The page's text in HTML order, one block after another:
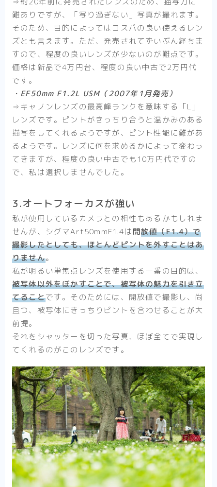
難ありですが、「写り過ぎない」写真が撮れます。
そのため、目的によってはコスパの良い使えるレン
ズとも言えます。ただ、発売されてずいぶん経ちま
すので、程度の良いレンズが少ないのが難点です。
価格は新品で4万円台、程度の良い中古で2万円代
です。
・EF50mm F1.2L USM（2007年1月発売）
⇒キャノンレンズの最高峰ランクを意味する「L」
レンズです。ピントがきっちり合うと温かみのある
描写をしてくれるようですが、ピント性能に難があ
るようです。レンズに何を求めるかによって変わっ
てきますが、程度の良い中古でも10万円代ですの
で、私は選択しませんでした。
3.オートフォーカスが強い
私が使用しているカメラとの相性もあるかもしれま
せんが、シグマArt50mmF1.4は開放値（F1.4）で
撮影したとしても、ほとんどピントを外すことはあ
りません。
私が明るい単焦点レンズを使用する一番の目的は、
被写体以外をぼかすことで、被写体の魅力を引き立
てることです。そのためには、開放値で撮影し、尚
且つ、被写体にきっちりピントを合わせることが大
前提。
それをシャッターを切った写真、ほぼ全てで実現し
てくれるのがこのレンズです。